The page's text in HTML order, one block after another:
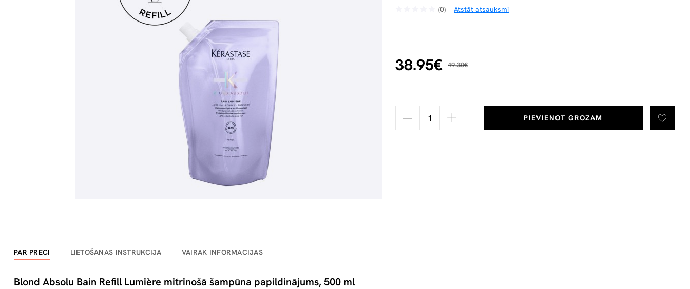
(0) Atstāt atsauksmi
38.95€ 49.30€
PIEVIENOT GROZAM
PAR PRECI LIETOŠANAS INSTRUKCIJA VAIRĀK INFORMĀCIJAS
Blond Absolu Bain Refill Lumière mitrinošā šampūna papildinājums, 500 ml